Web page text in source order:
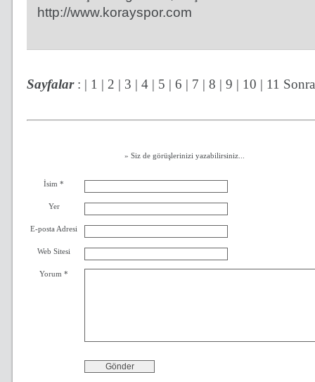
http://www.korayspor.com
Sayfalar: | 1 | 2 | 3 | 4 | 5 | 6 | 7 | 8 | 9 | 10 | 11
» Siz de görüşlerinizi yazabilirsiniz...
İsim *
Yer
E-posta Adresi
Web Sitesi
Yorum *